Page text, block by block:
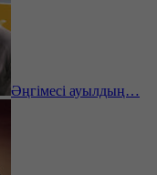
Әңгімесі ауылдың…